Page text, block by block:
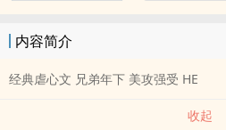
内容简介
经典虐心文 兄弟年下 美攻强受 HE
收起